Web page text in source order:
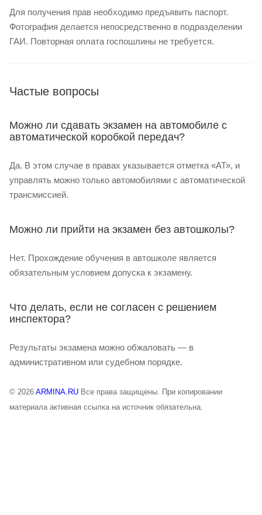
Для получения прав необходимо предъявить паспорт.
Фотография делается непосредственно в подразделении
ГАИ. Повторная оплата госпошлины не требуется.
Частые вопросы
Можно ли сдавать экзамен на автомобиле с
автоматической коробкой передач?
Да. В этом случае в правах указывается отметка «АТ», и
управлять можно только автомобилями с автоматической
трансмиссией.
Можно ли прийти на экзамен без автошколы?
Нет. Прохождение обучения в автошколе является
обязательным условием допуска к экзамену.
Что делать, если не согласен с решением
инспектора?
Результаты экзамена можно обжаловать — в
административном или судебном порядке.
© 2026 ARMINA.RU Все права защищены. При копировании
материала активная ссылка на источник обязательна.